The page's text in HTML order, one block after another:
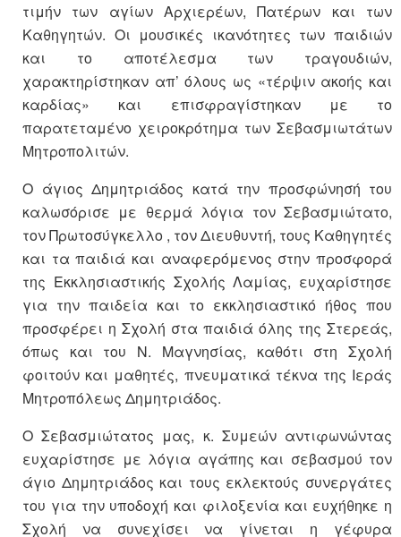
τιμήν των αγίων Αρχιερέων, Πατέρων και των
Καθηγητών. Οι μουσικές ικανότητες των παιδιών
και το αποτέλεσμα των τραγουδιών,
χαρακτηρίστηκαν απ’ όλους ως «τέρψιν ακοής και
καρδίας» και επισφραγίστηκαν με το
παρατεταμένο χειροκρότημα των Σεβασμιωτάτων
Μητροπολιτών.
Ο άγιος Δημητριάδος κατά την προσφώνησή του
καλωσόρισε με θερμά λόγια τον Σεβασμιώτατο,
τον Πρωτοσύγκελλο , τον Διευθυντή, τους Καθηγητές
και τα παιδιά και αναφερόμενος στην προσφορά
της Εκκλησιαστικής Σχολής Λαμίας, ευχαρίστησε
για την παιδεία και το εκκλησιαστικό ήθος που
προσφέρει η Σχολή στα παιδιά όλης της Στερεάς,
όπως και του Ν. Μαγνησίας, καθότι στη Σχολή
φοιτούν και μαθητές, πνευματικά τέκνα της Ιεράς
Μητροπόλεως Δημητριάδος.
Ο Σεβασμιώτατος μας, κ. Συμεών αντιφωνώντας
ευχαρίστησε με λόγια αγάπης και σεβασμού τον
άγιο Δημητριάδος και τους εκλεκτούς συνεργάτες
του για την υποδοχή και φιλοξενία και ευχήθηκε η
Σχολή να συνεχίσει να γίνεται η γέφυρα